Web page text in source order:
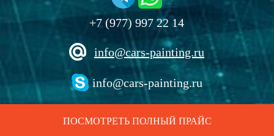
+7 (977) 997 22 14
info@cars-painting.ru
info@cars-painting.ru
ПОСМОТРЕТЬ ПОЛНЫЙ ПРАЙС